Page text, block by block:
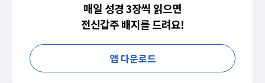
매일 성경 3장씩 읽으면
전신갑주 배지를 드려요!
앱 다운로드